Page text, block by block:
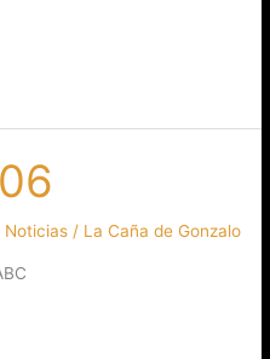
Noticias / La Caña de Gonzalo